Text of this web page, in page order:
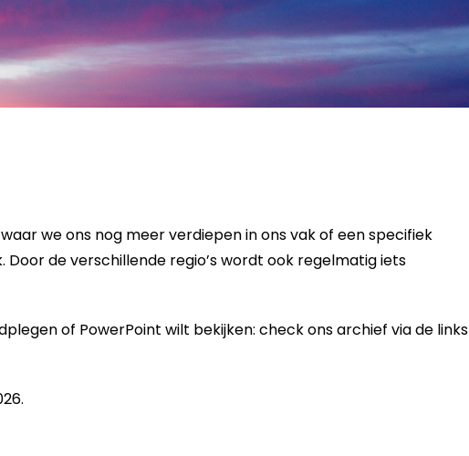
we ons nog meer verdiepen in ons vak of een specifiek
de verschillende regio’s wordt ook regelmatig iets
of PowerPoint wilt bekijken: check ons archief via de links